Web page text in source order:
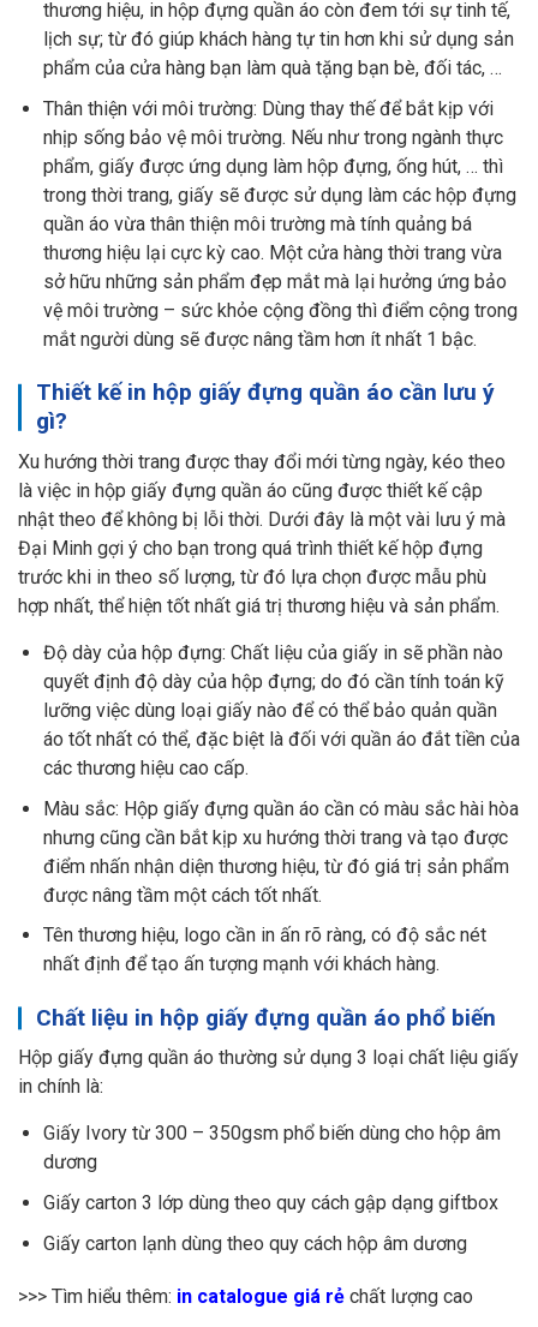
thương hiệu, in hộp đựng quần áo còn đem tới sự tinh tế,
lịch sự; từ đó giúp khách hàng tự tin hơn khi sử dụng sản
phẩm của cửa hàng bạn làm quà tặng bạn bè, đối tác, …
Thân thiện với môi trường: Dùng thay thế để bắt kịp với
nhịp sống bảo vệ môi trường. Nếu như trong ngành thực
phẩm, giấy được ứng dụng làm hộp đựng, ống hút, … thì
trong thời trang, giấy sẽ được sử dụng làm các hộp đựng
quần áo vừa thân thiện môi trường mà tính quảng bá
thương hiệu lại cực kỳ cao. Một cửa hàng thời trang vừa
sở hữu những sản phẩm đẹp mắt mà lại hưởng ứng bảo
vệ môi trường – sức khỏe cộng đồng thì điểm cộng trong
mắt người dùng sẽ được nâng tầm hơn ít nhất 1 bậc.
Thiết kế in hộp giấy đựng quần áo cần lưu ý
gì?
Xu hướng thời trang được thay đổi mới từng ngày, kéo theo
là việc in hộp giấy đựng quần áo cũng được thiết kế cập
nhật theo để không bị lỗi thời. Dưới đây là một vài lưu ý mà
Đại Minh gợi ý cho bạn trong quá trình thiết kế hộp đựng
trước khi in theo số lượng, từ đó lựa chọn được mẫu phù
hợp nhất, thể hiện tốt nhất giá trị thương hiệu và sản phẩm.
Độ dày của hộp đựng: Chất liệu của giấy in sẽ phần nào
quyết định độ dày của hộp đựng; do đó cần tính toán kỹ
lưỡng việc dùng loại giấy nào để có thể bảo quản quần
áo tốt nhất có thể, đặc biệt là đối với quần áo đắt tiền của
các thương hiệu cao cấp.
Màu sắc: Hộp giấy đựng quần áo cần có màu sắc hài hòa
nhưng cũng cần bắt kịp xu hướng thời trang và tạo được
điểm nhấn nhận diện thương hiệu, từ đó giá trị sản phẩm
được nâng tầm một cách tốt nhất.
Tên thương hiệu, logo cần in ấn rõ ràng, có độ sắc nét
nhất định để tạo ấn tượng mạnh với khách hàng.
Chất liệu in hộp giấy đựng quần áo phổ biến
Hộp giấy đựng quần áo thường sử dụng 3 loại chất liệu giấy
in chính là:
Giấy Ivory từ 300 – 350gsm phổ biến dùng cho hộp âm
dương
Giấy carton 3 lớp dùng theo quy cách gập dạng giftbox
Giấy carton lạnh dùng theo quy cách hộp âm dương
>>> Tìm hiểu thêm: in catalogue giá rẻ chất lượng cao